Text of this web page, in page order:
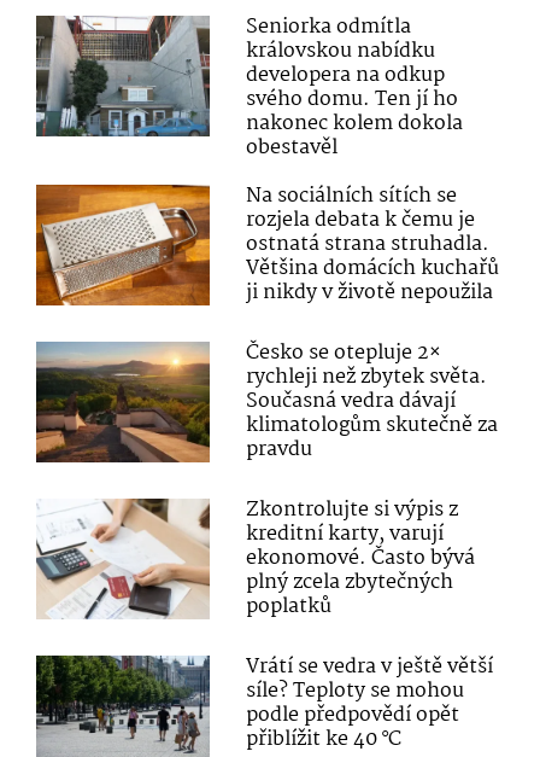
Seniorka odmítla
královskou nabídku
developera na odkup
svého domu. Ten jí ho
nakonec kolem dokola
obestavěl
Na sociálních sítích se
rozjela debata k čemu je
ostnatá strana struhadla.
Většina domácích kuchařů
ji nikdy v životě nepoužila
Česko se otepluje 2×
rychleji než zbytek světa.
Současná vedra dávají
klimatologům skutečně za
pravdu
Zkontrolujte si výpis z
kreditní karty, varují
ekonomové. Často bývá
plný zcela zbytečných
poplatků
Vrátí se vedra v ještě větší
síle? Teploty se mohou
podle předpovědí opět
přiblížit ke 40 °C